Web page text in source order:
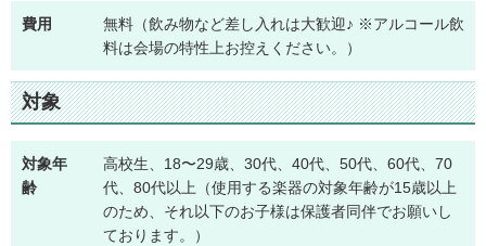
費用
無料（飲み物など差し入れは大歓迎♪ ※アルコール飲
料は会場の特性上お控えください。）
対象
対象年
齢
高校生、18〜29歳、30代、40代、50代、60代、70
代、80代以上（使用する楽器の対象年齢が15歳以上
のため、それ以下のお子様は保護者同伴でお願いし
ております。）